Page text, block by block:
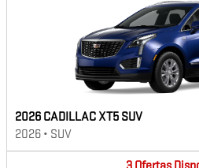
2026 CADILLAC XT5 SUV
2026 • SUV